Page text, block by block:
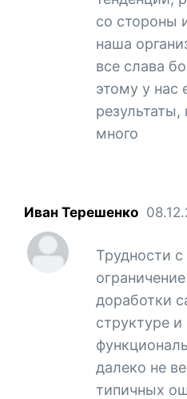
со стороны
наша
все слава
этому у нас
много
Иван Терешенко
Трудности
доработки
структуре и
далеко не
типичных